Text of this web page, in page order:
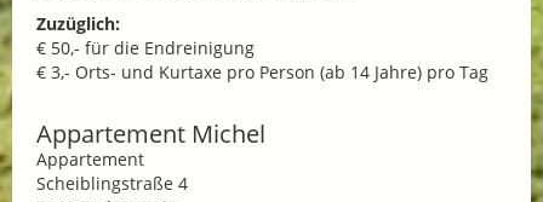
Zuzüglich:
€ 50,- für die Endreinigung
€ 3,- Orts- und Kurtaxe pro Person (ab 14 Jahre) pro Tag
Appartement Michel
Appartement
Scheiblingstraße 4